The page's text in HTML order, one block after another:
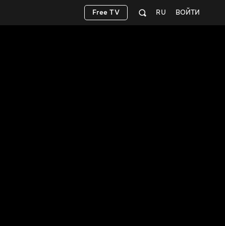
ВОЙТИ
RU
Free TV